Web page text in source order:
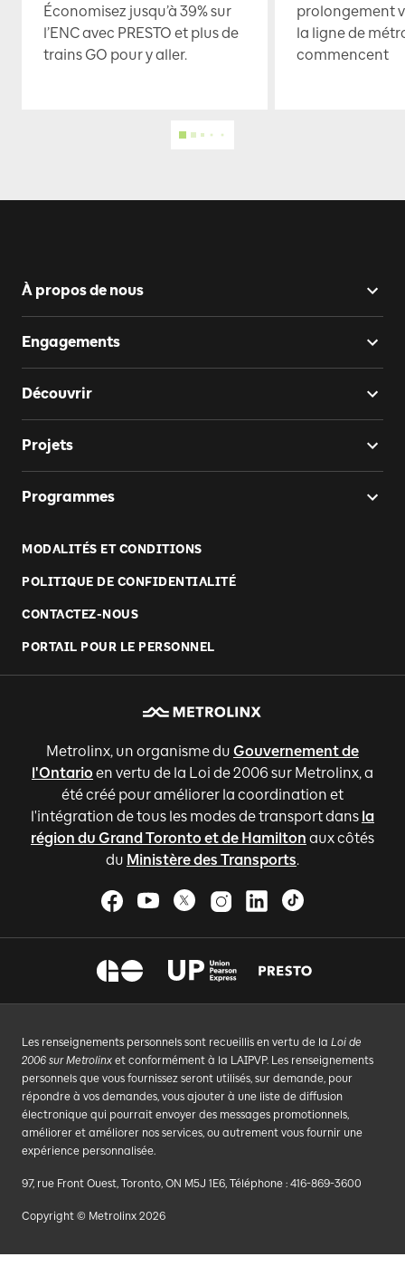
Économisez jusqu’à 39% sur
l’ENC avec PRESTO et plus de
trains GO pour y aller.
prolongement
la ligne de
commencent
À propos de nous
Engagements
Découvrir
Projets
Programmes
MODALITÉS ET CONDITIONS
POLITIQUE DE CONFIDENTIALITÉ
CONTACTEZ-NOUS
PORTAIL POUR LE PERSONNEL
Metrolinx, un organisme du Gouvernement de
l'Ontario en vertu de la Loi de 2006 sur Metrolinx, a
été créé pour améliorer la coordination et
l'intégration de tous les modes de transport dans la
région du Grand Toronto et de Hamilton aux côtés
du Ministère des Transports.
Les renseignements personnels sont recueillis en vertu de la Loi de
2006 sur Metrolinx et conformément à la LAIPVP. Les renseignements
personnels que vous fournissez seront utilisés, sur demande, pour
répondre à vos demandes, vous ajouter à une liste de diffusion
électronique qui pourrait envoyer des messages promotionnels,
améliorer et améliorer nos services, ou autrement vous fournir une
expérience personnalisée.
97, rue Front Ouest, Toronto, ON M5J 1E6, Téléphone : 416-869-3600
Copyright © Metrolinx 2026